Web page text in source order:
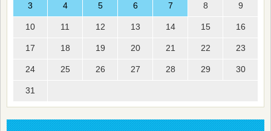
3 4 5 6 7 8 9
10 11 12 13 14 15 16
17 18 19 20 21 22 23
24 25 26 27 28 29 30
31